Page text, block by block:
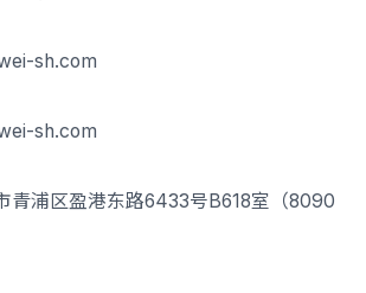
sh.com
sh.com
青浦区盈港东路6433号B618室（8090